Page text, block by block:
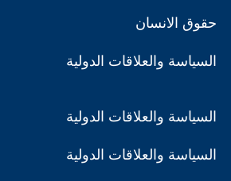
حقوق الانسان
السياسة والعلاقات الدولية
السياسة والعلاقات الدولية
السياسة والعلاقات الدولية